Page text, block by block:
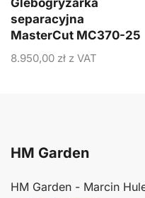
separacyjna
MasterCut MC370-25
8.950,00 zł z VAT
HM Garden
HM Garden - Marcin